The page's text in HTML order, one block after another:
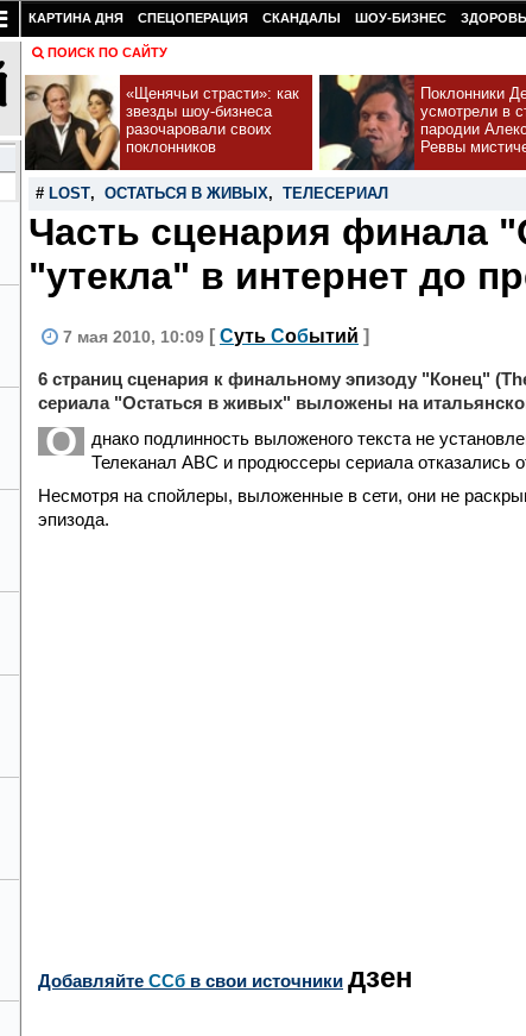
КАРТИНА ДНЯ СПЕЦОПЕРАЦИЯ СКАНДАЛЫ ШОУ-БИЗНЕС
ПОИСК ПО САЙТУ
«Щенячьи страсти»: как
звезды шоу-бизнеса
разочаровали своих
поклонников
Поклонники
усмотрели в
пародии
Реввы
# LOST, ОСТАТЬСЯ В ЖИВЫХ, ТЕЛЕСЕРИАЛ
Часть сценария финала
"утекла" в интернет до
7 мая 2010, 10:09 [ Суть Событий ]
6 страниц сценария к финальному эпизоду "Конец"
сериала "Остаться в живых" выложены на
О
днако подлинность выложеного текста не
Телеканал ABC и продюссеры сериала отказались
Несмотря на спойлеры, выложенные в сети, они не
эпизода.
Добавляйте CСб в свои источники дзен